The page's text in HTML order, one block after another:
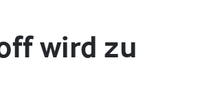
wird zu